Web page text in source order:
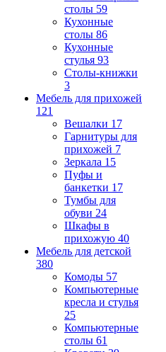
столы 59
Кухонные
столы 86
Кухонные
стулья 93
Столы-книжки
3
Мебель для прихожей
121
Вешалки 17
Гарнитуры для
прихожей 7
Зеркала 15
Пуфы и
банкетки 17
Тумбы для
обуви 24
Шкафы в
прихожую 40
Мебель для детской
380
Комоды 57
Компьютерные
кресла и стулья
25
Компьютерные
столы 61